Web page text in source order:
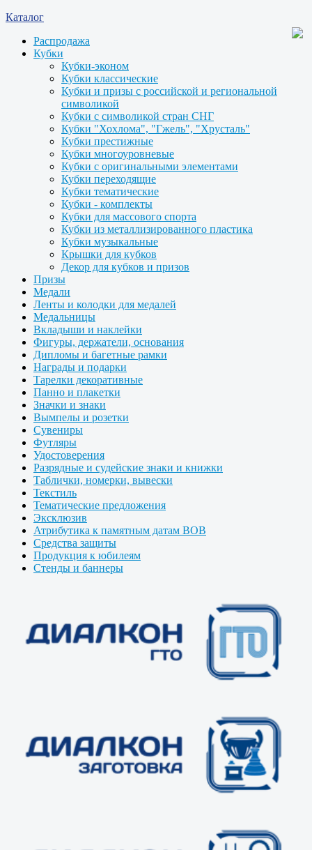
Каталог
Распродажа
Кубки
Кубки-эконом
Кубки классические
Кубки и призы с российской и региональной
символикой
Кубки с символикой стран СНГ
Кубки "Хохлома", "Гжель", "Хрусталь"
Кубки престижные
Кубки многоуровневые
Кубки с оригинальными элементами
Кубки переходящие
Кубки тематические
Кубки - комплекты
Кубки для массового спорта
Кубки из металлизированного пластика
Кубки музыкальные
Крышки для кубков
Декор для кубков и призов
Призы
Медали
Ленты и колодки для медалей
Медальницы
Вкладыши и наклейки
Фигуры, держатели, основания
Дипломы и багетные рамки
Награды и подарки
Тарелки декоративные
Панно и плакетки
Значки и знаки
Вымпелы и розетки
Сувениры
Футляры
Удостоверения
Разрядные и судейские знаки и книжки
Таблички, номерки, вывески
Текстиль
Тематические предложения
Эксклюзив
Атрибутика к памятным датам ВОВ
Средства защиты
Продукция к юбилеям
Стенды и баннеры